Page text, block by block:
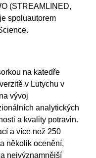
(STREAMLINED,
spoluautorem
na katedře
v Lutychu v
vývoj
analytických
a kvality potravin.
a více než 250
několik ocenění,
nejvýznamnější